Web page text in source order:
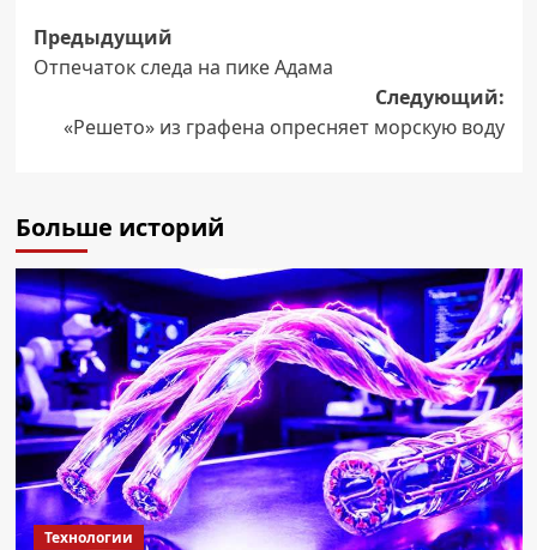
Навигация
записи
Предыдущий
Отпечаток следа на пике Адама
Следующий:
«Решето» из графена опресняет морскую воду
Больше историй
Технологии